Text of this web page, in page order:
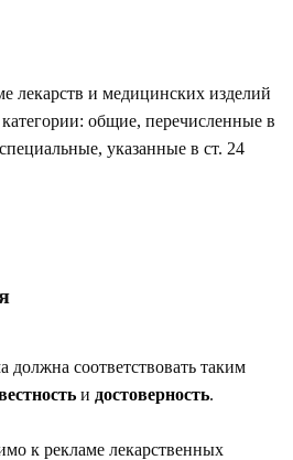
лекарств и медицинских изделий
общие, перечисленные в
указанные в ст. 24
должна соответствовать таким
и достоверность.
к рекламе лекарственных